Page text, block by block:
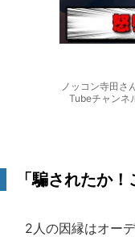
ノッコン寺田さ
Tubeチャンネ
「騙されたか
2人の因縁はオー